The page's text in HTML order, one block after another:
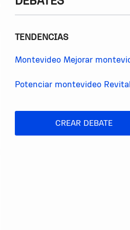
TENDENCIAS
Montevideo Mejorar
Potenciar montevideo
CREAR DEBATE